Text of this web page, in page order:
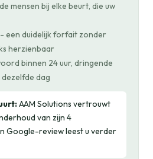
mensen bij elke beurt, die uw
- een duidelijk forfait zonder
herzienbaar
binnen 24 uur, dringende
dag
AAM Solutions vertrouwt
van zijn 4
Google-review leest u verder